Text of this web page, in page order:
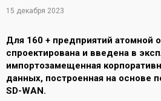
15 декабря 2023
Для 160 + предприятий атомной
спроектирована и введена в
импортозамещенная
данных, построенная на основе
SD-WAN.